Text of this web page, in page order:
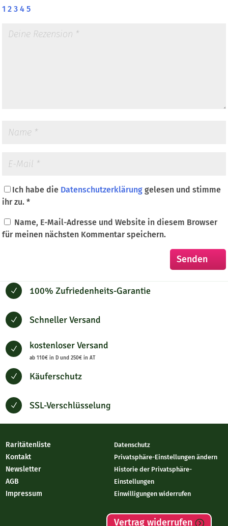
1 2 3 4 5
Ich habe die Datenschutzerklärung gelesen und stimme
ihr zu. *
Name, E-Mail-Adresse und Website in diesem Browser
für meinen nächsten Kommentar speichern.
N 100% Zufriedenheits-Garantie
N Schneller Versand
N kostenloser Versand
ab 110€ in D und 250€ in AT
N Käuferschutz
N SSL-Verschlüsselung
Raritätenliste
Kontakt
Newsletter
AGB
Impressum
Datenschutz
Privatsphäre-Einstellungen ändern
Historie der Privatsphäre-
Einstellungen
Einwilligungen widerrufen
Vertrag widerrufen